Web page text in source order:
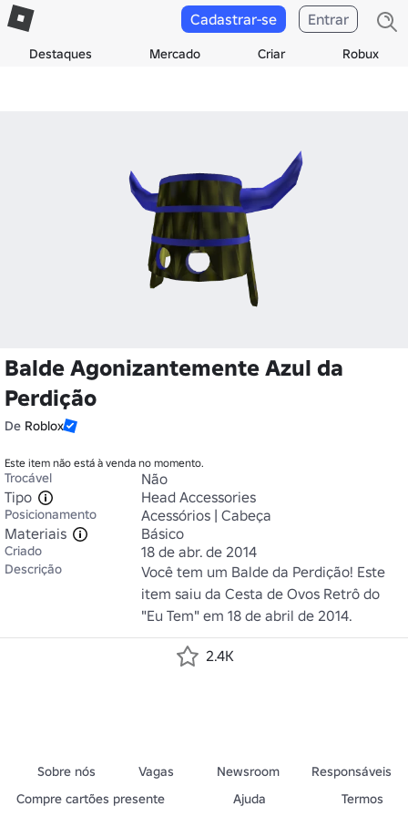
Destaques Mercado Criar Robux
Cadastrar-se Entrar
Balde Agonizantemente Azul da
Perdição
De Roblox
Este item não está à venda no momento.
Trocável
Não
Tipo
Head Accessories
Posicionamento
Acessórios | Cabeça
Materiais
Básico
Criado 18 de abr. de 2014
Descrição
Você tem um Balde da Perdição! Este
item saiu da Cesta de Ovos Retrô do
"Eu Tem" em 18 de abril de 2014.
2.4K
Sobre nós Vagas Newsroom
Responsáveis
Compre cartões presente
Ajuda Termos